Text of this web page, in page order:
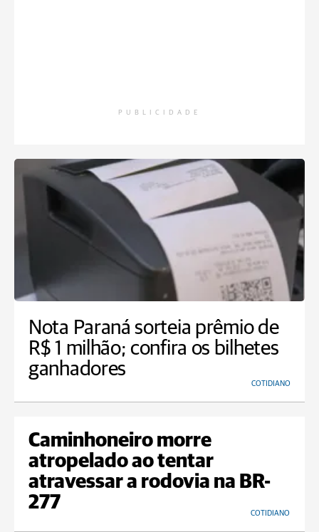
PUBLICIDADE
Nota Paraná sorteia prêmio de
R$ 1 milhão; confira os bilhetes
ganhadores
COTIDIANO
Caminhoneiro morre
atropelado ao tentar
atravessar a rodovia na BR-
277
COTIDIANO